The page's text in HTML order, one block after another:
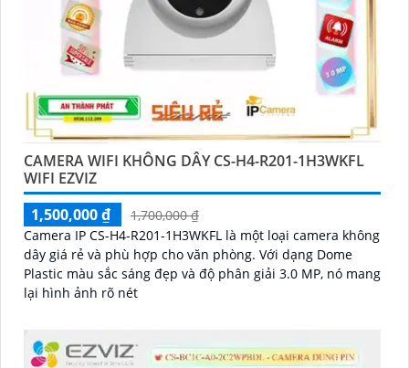
CAMERA WIFI KHÔNG DÂY CS-H4-R201-1H3WKFL
WIFI EZVIZ
1,500,000 ₫
1,700,000 ₫
Camera IP CS-H4-R201-1H3WKFL là một loại camera không
dây giá rẻ và phù hợp cho văn phòng. Với dạng Dome
Plastic màu sắc sáng đẹp và độ phân giải 3.0 MP, nó mang
lại hình ảnh rõ nét